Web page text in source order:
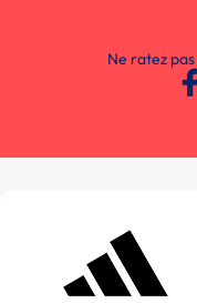
Ne ratez